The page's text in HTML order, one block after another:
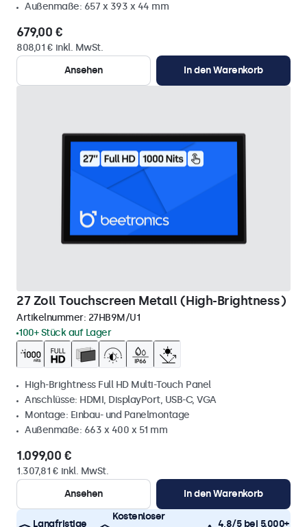
Außenmaße: 657 x 393 x 44 mm
679,00 €
808,01 € inkl. MwSt.
Ansehen
In den Warenkorb
27 Zoll Touchscreen Metall (High-Brightness)
Artikelnummer: 27HB9M/U1
100+ Stück auf Lager
High-Brightness Full HD Multi-Touch Panel
Anschlüsse: HDMI, DisplayPort, USB-C, VGA
Montage: Einbau- und Panelmontage
Außenmaße: 663 x 400 x 51 mm
1.099,00 €
1.307,81 € inkl. MwSt.
Ansehen
In den Warenkorb
Langfristige
Kostenloser
4,8/5 bei 5.000+